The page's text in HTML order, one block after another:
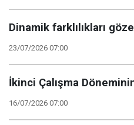
Dinamik farklılıkları
23/07/2026 07:00
İkinci Çalışma
16/07/2026 07:00